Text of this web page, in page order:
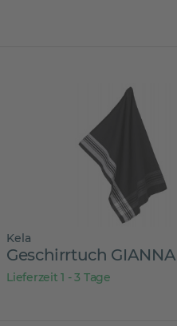
Kela
Geschirrtuch GIANNA
Lieferzeit 1 - 3 Tage